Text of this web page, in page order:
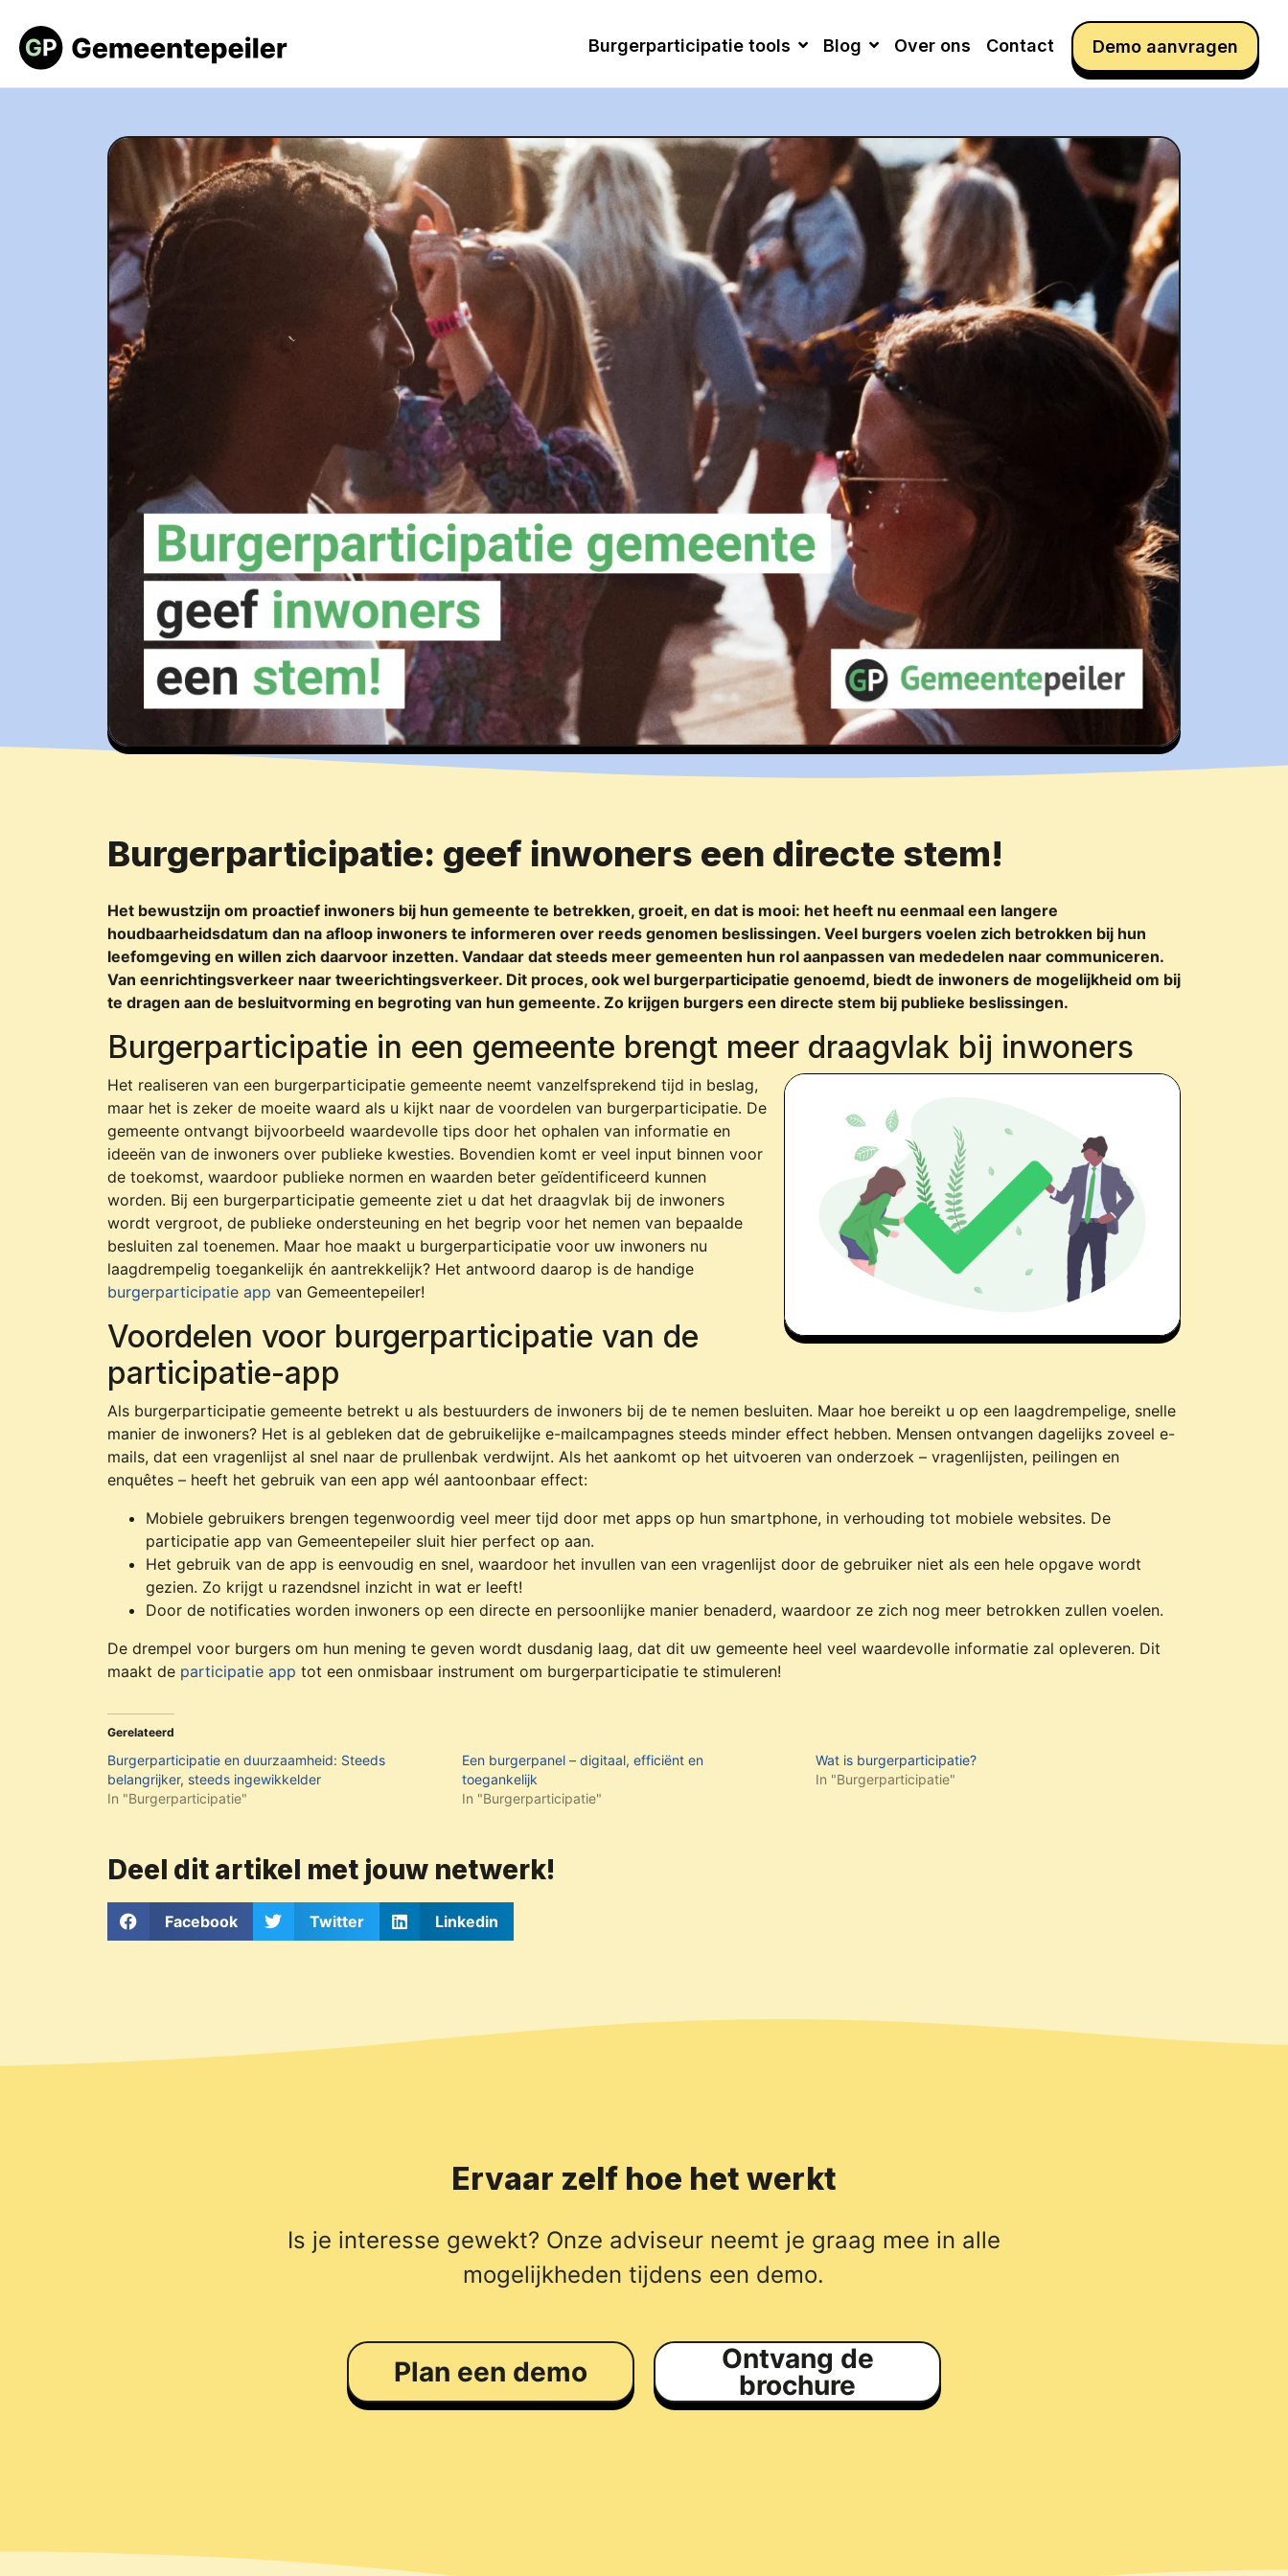
Burgerparticipatie tools Blog Over ons Contact Demo aanvragen
Burgerparticipatie: geef inwoners een directe stem!
Het bewustzijn om proactief inwoners bij hun gemeente te betrekken, groeit, en dat is mooi: het heeft nu eenmaal een langere
houdbaarheidsdatum dan na afloop inwoners te informeren over reeds genomen beslissingen. Veel burgers voelen zich betrokken bij hun
leefomgeving en willen zich daarvoor inzetten. Vandaar dat steeds meer gemeenten hun rol aanpassen van mededelen naar communiceren.
Van eenrichtingsverkeer naar tweerichtingsverkeer. Dit proces, ook wel burgerparticipatie genoemd, biedt de inwoners de mogelijkheid om bij
te dragen aan de besluitvorming en begroting van hun gemeente. Zo krijgen burgers een directe stem bij publieke beslissingen.
Burgerparticipatie in een gemeente brengt meer draagvlak bij inwoners
Het realiseren van een burgerparticipatie gemeente neemt vanzelfsprekend tijd in beslag,
maar het is zeker de moeite waard als u kijkt naar de voordelen van burgerparticipatie. De
gemeente ontvangt bijvoorbeeld waardevolle tips door het ophalen van informatie en
ideeën van de inwoners over publieke kwesties. Bovendien komt er veel input binnen voor
de toekomst, waardoor publieke normen en waarden beter geïdentificeerd kunnen
worden. Bij een burgerparticipatie gemeente ziet u dat het draagvlak bij de inwoners
wordt vergroot, de publieke ondersteuning en het begrip voor het nemen van bepaalde
besluiten zal toenemen. Maar hoe maakt u burgerparticipatie voor uw inwoners nu
laagdrempelig toegankelijk én aantrekkelijk? Het antwoord daarop is de handige
burgerparticipatie app van Gemeentepeiler!
Voordelen voor burgerparticipatie van de
participatie-app
Als burgerparticipatie gemeente betrekt u als bestuurders de inwoners bij de te nemen besluiten. Maar hoe bereikt u op een laagdrempelige, snelle
manier de inwoners? Het is al gebleken dat de gebruikelijke e-mailcampagnes steeds minder effect hebben. Mensen ontvangen dagelijks zoveel e-
mails, dat een vragenlijst al snel naar de prullenbak verdwijnt. Als het aankomt op het uitvoeren van onderzoek – vragenlijsten, peilingen en
enquêtes – heeft het gebruik van een app wél aantoonbaar effect:
Mobiele gebruikers brengen tegenwoordig veel meer tijd door met apps op hun smartphone, in verhouding tot mobiele websites. De
participatie app van Gemeentepeiler sluit hier perfect op aan.
Het gebruik van de app is eenvoudig en snel, waardoor het invullen van een vragenlijst door de gebruiker niet als een hele opgave wordt
gezien. Zo krijgt u razendsnel inzicht in wat er leeft!
Door de notificaties worden inwoners op een directe en persoonlijke manier benaderd, waardoor ze zich nog meer betrokken zullen voelen.
De drempel voor burgers om hun mening te geven wordt dusdanig laag, dat dit uw gemeente heel veel waardevolle informatie zal opleveren. Dit
maakt de participatie app tot een onmisbaar instrument om burgerparticipatie te stimuleren!
Gerelateerd
Burgerparticipatie en duurzaamheid: Steeds
belangrijker, steeds ingewikkelder
In "Burgerparticipatie"
Een burgerpanel – digitaal, efficiënt en
toegankelijk
In "Burgerparticipatie"
Wat is burgerparticipatie?
In "Burgerparticipatie"
Deel dit artikel met jouw netwerk!
Facebook Twitter Linkedin
Ervaar zelf hoe het werkt
Is je interesse gewekt? Onze adviseur neemt je graag mee in alle
mogelijkheden tijdens een demo.
Plan een demo
Ontvang de
brochure